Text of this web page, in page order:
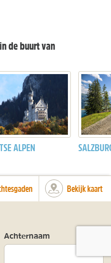
de buurt van
ALPEN
Bekijk kaart
Achternaam